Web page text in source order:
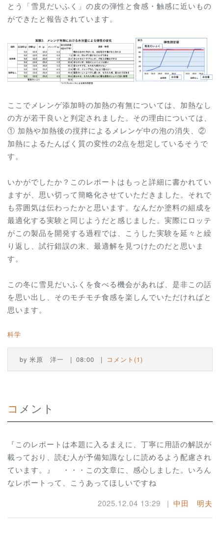
とう「雪見だいふく」の皮の弾性と食感・触感に近いもの
ができたと報告されています。
ここでメレンゲ添加時の加熱の有無については、加熱なし
の方が若干良いと判定されました。その理由については、
① 加熱や加熱後の撹拌によるメレンゲ中の泡の消失、②
加熱によるたんぱく質の変性の2点を想定しているそうで
す。
いかがでしたか？このレポートはもっと詳細に書かれてい
ますが、思い切って簡略化させていただきました。それで
も雰囲気は伝わったかと思います。なんだか塗料の組成を
最適化する実験と同じようだと感じました。実際にロッテ
がこの製品を開発する過程では、こうした実験を延々と繰
り返し、試行錯誤の末、最適解を見つけたのだと思いま
す。
この冬に雪見だいふくを食べる機会があれば、是非この話
を思い出し、そのモチモチ食感を楽しんでいただければと
思います。
科学
by 米原 洋一 08:00 コメント(1)
コメント
『このレポートは本題に入るまえに、丁寧に用語の解説が
載っており、読む人が予備知識なしに読めるよう配慮され
ています。』 ・・・この文章に、感心しました。いろん
なレポートって、こうあってほしいですね
2025.12.04 13:29
中田 明夫